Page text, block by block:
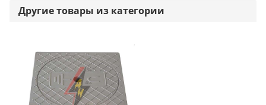
Другие товары из категории